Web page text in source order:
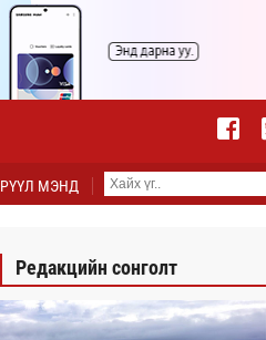
МЭНД
Редакцийн сонголт